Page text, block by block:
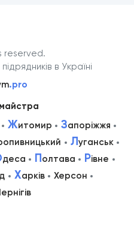
reserved.
в Україні
.pro
Житомир Запоріжжя
Луганськ
деса Полтава Рівне
Харків
Херсон